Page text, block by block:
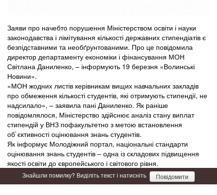
Заяви про начебто порушення Міністерством освіти і науки
законодавства і лімітування кількості державних стипендіатів є
безпідставними та необґрунтованими. Про це повідомила
директор департаменту економіки і фінансування МОН
Світлана Даниленко, – інформують 19 березня «Волинські
Новини».
«МОН жодних листів керівникам вищих навчальних закладів
про обмеження кількості студентів, які отримують стипендії, не
надсилало», – заявила пані Даниленко. Як раніше
повідомлялося, Міністерство здійснює аналіз стану виплат
стипендій у ВНЗ пофакультетно з метою встановлення
об`єктивності оцінювання знань студентів.
Як інформує Молодіжний портал, національні стандарти
оцінювання знань студентів – одна із складових підвищення
якості освіти до європейського і світового рівня.
Знайшли помилку? Виділіть текст і натисніть Повідомити